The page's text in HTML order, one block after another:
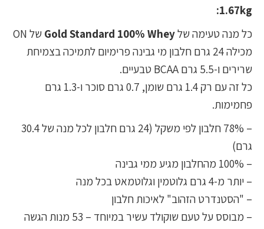
1.67kg:
כל מנה טעימה שלGold Standard 100% Whey
של ON
מכילה 24 גרם חלבון מי גבינה פרימיום לתמיכה בצמיחת
שרירים ו-5.5 גרם BCAA טבעיים.
כל זה עם רק 1.4 גרם שומן, 0.7 גרם סוכר ו-1.3 גרם
פחמימות.
– 78% חלבון לפי משקל (24 גרם חלבון לכל מנה של 30.4
גרם)
– 100% מהחלבון מגיע ממי גבינה
– יותר מ-4 גרם גלוטמין וגלוטמאט בכל מנה
– "הסטנדרט הזהוב" לאיכות חלבון
– מבוסס על טעם שוקולד עשיר במיוחד – 53 מנות הגשה